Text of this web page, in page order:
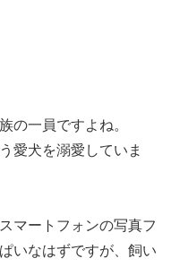
の一員ですよね。
愛犬を溺愛していま
マートフォンの写真フ
いなはずですが、飼い